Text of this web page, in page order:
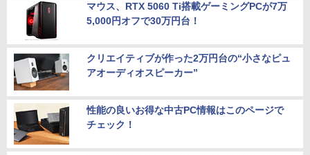
マウス、RTX 5060 Ti搭載ゲーミングPCが7万
5,000円オフで30万円台！
クリエイティブが作った2万円台の“小さなピュ
アオーディオスピーカー”
性能の良いお得な中古PC情報はこのページで
チェック！